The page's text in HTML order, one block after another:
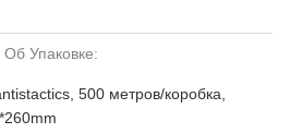
Упаковке:
500 метров/коробка,